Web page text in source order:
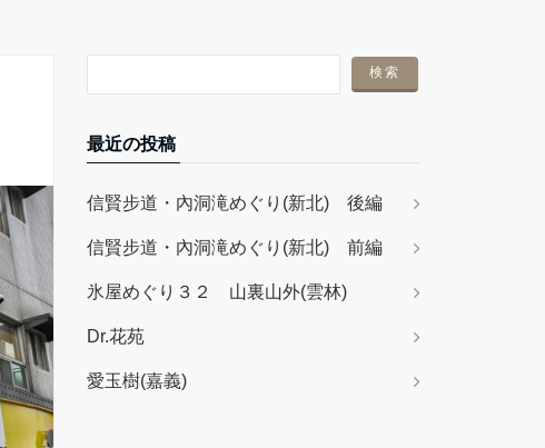
最近の投稿
信賢步道・內洞滝めぐり(新北) 後編
信賢步道・內洞滝めぐり(新北) 前編
氷屋めぐり３２ 山裏山外(雲林)
Dr.花苑
愛玉樹(嘉義)